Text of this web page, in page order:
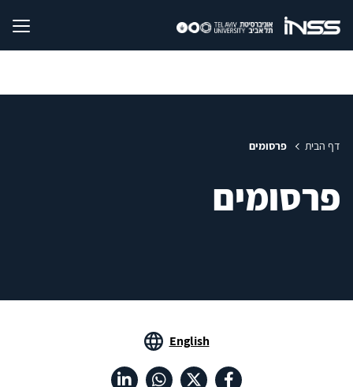
דף הבית פרסומים
פרסומים
English